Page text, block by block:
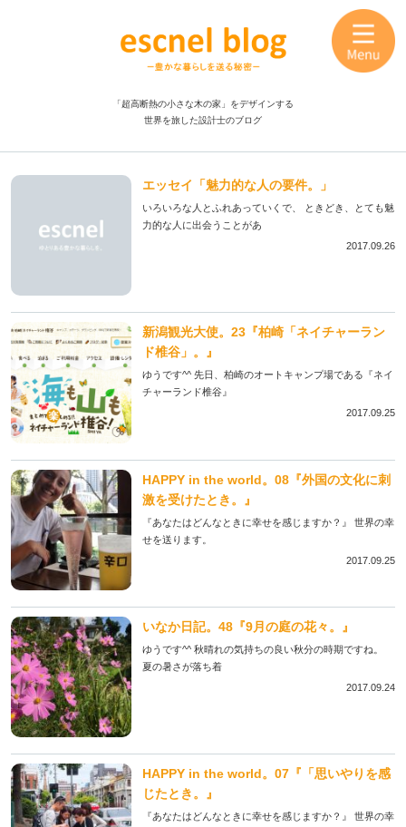
「超高断熱の小さな木の家」をデザインする
世界を旅した設計士のブログ
エッセイ「魅力的な人の要件。」
いろいろな人とふれあっていくで、 ときどき、とても魅
力的な人に出会うことがあ
2017.09.26
新潟観光大使。23『柏崎「ネイチャーラン
ド椎谷」。』
ゆうです^^ 先日、柏崎のオートキャンプ場である『ネイ
チャーランド椎谷』
2017.09.25
HAPPY in the world。08『外国の文化に刺
激を受けたとき。』
『あなたはどんなときに幸せを感じますか？』 世界の幸
せを送ります。
2017.09.25
いなか日記。48『9月の庭の花々。』
ゆうです^^ 秋晴れの気持ちの良い秋分の時期ですね。
夏の暑さが落ち着
2017.09.24
HAPPY in the world。07『「思いやりを感
じたとき。』
『あなたはどんなときに幸せを感じますか？』 世界の幸